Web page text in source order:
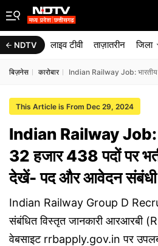
NDTV लाइव टीवी ताज़ातरीन जिला
बिज़नेस कारोबार Indian Railway Job: भारतीय
This Article is From Dec 29, 2024
Indian Railway Job:
32 हजार 438 पदों पर
देखें- पद और आवेदन संबंधी
Indian Railway Group D
संबंधित विस्तृत जानकारी आरआरबी
वेबसाइट rrbapply.gov.in पर